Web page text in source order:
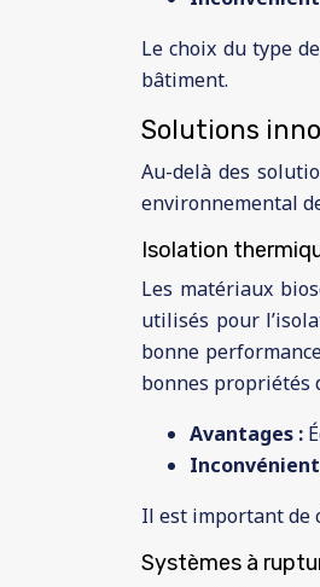
Le choix du type
bâtiment.
Solutions
Au-delà des
environnemental
Isolation
Les matériaux
utilisés pour
bonne
bonnes propriétés
Avantages :
Il est important de
Systèmes à